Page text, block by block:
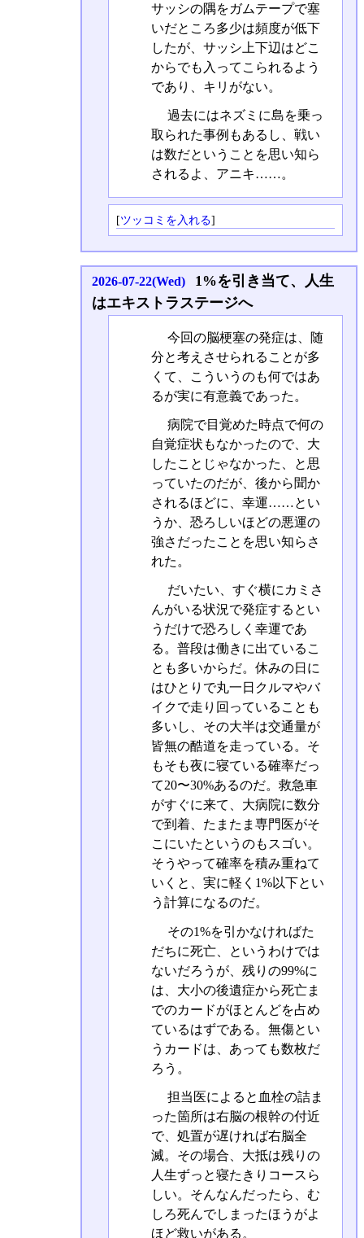
サッシの隅をガムテープで塞
いだところ多少は頻度が低下
したが、サッシ上下辺はどこ
からでも入ってこられるよう
であり、キリがない。
過去にはネズミに島を乗っ
取られた事例もあるし、戦い
は数だということを思い知ら
されるよ、アニキ……。
[ツッコミを入れる]
2026-07-22(Wed)
1%を引き当て、人生
はエキストラステージへ
今回の脳梗塞の発症は、随
分と考えさせられることが多
くて、こういうのも何ではあ
るが実に有意義であった。
病院で目覚めた時点で何の
自覚症状もなかったので、大
したことじゃなかった、と思
っていたのだが、後から聞か
されるほどに、幸運……とい
うか、恐ろしいほどの悪運の
強さだったことを思い知らさ
れた。
だいたい、すぐ横にカミさ
んがいる状況で発症するとい
うだけで恐ろしく幸運であ
る。普段は働きに出ているこ
とも多いからだ。休みの日に
はひとりで丸一日クルマやバ
イクで走り回っていることも
多いし、その大半は交通量が
皆無の酷道を走っている。そ
もそも夜に寝ている確率だっ
て20〜30%あるのだ。救急車
がすぐに来て、大病院に数分
で到着、たまたま専門医がそ
こにいたというのもスゴい。
そうやって確率を積み重ねて
いくと、実に軽く1%以下とい
う計算になるのだ。
その1%を引かなければた
だちに死亡、というわけでは
ないだろうが、残りの99%に
は、大小の後遺症から死亡ま
でのカードがほとんどを占め
ているはずである。無傷とい
うカードは、あっても数枚だ
ろう。
担当医によると血栓の詰ま
った箇所は右脳の根幹の付近
で、処置が遅ければ右脳全
滅。その場合、大抵は残りの
人生ずっと寝たきりコースら
しい。そんなんだったら、む
しろ死んでしまったほうがよ
ほど救いがある。